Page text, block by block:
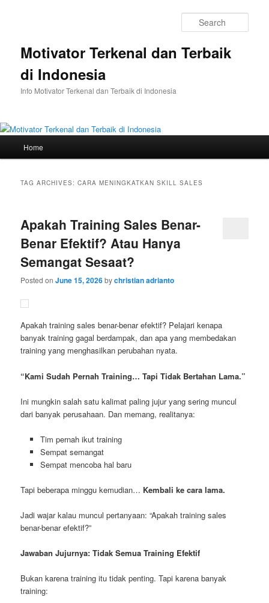
Motivator Terkenal dan Terbaik
di Indonesia
Info Motivator Terkenal dan Terbaik di Indonesia
Home
TAG ARCHIVES:CARA MENINGKATKAN SKILL SALES
Apakah Training Sales Benar-
Benar Efektif? Atau Hanya
Semangat Sesaat?
Posted onJune 15, 2026bychristian adrianto
Apakah training sales benar-benar efektif? Pelajari kenapa
banyak training gagal berdampak, dan apa yang membedakan
training yang menghasilkan perubahan nyata.
“Kami Sudah Pernah Training… Tapi Tidak Bertahan Lama.”
Ini mungkin salah satu kalimat paling jujur yang sering muncul
dari banyak perusahaan. Dan memang, realitanya:
Tim pernah ikut training
Sempat semangat
Sempat mencoba hal baru
Tapi beberapa minggu kemudian… Kembali ke cara lama.
Jadi wajar kalau muncul pertanyaan: “Apakah training sales
benar-benar efektif?”
Jawaban Jujurnya: Tidak Semua Training Efektif
Bukan karena training itu tidak penting. Tapi karena banyak
training: